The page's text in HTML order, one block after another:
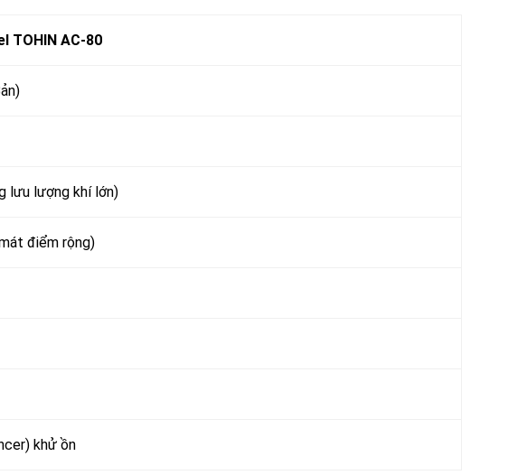
TOHIN AC-80
lưu lượng khí lớn)
điểm rộng)
khử ồn